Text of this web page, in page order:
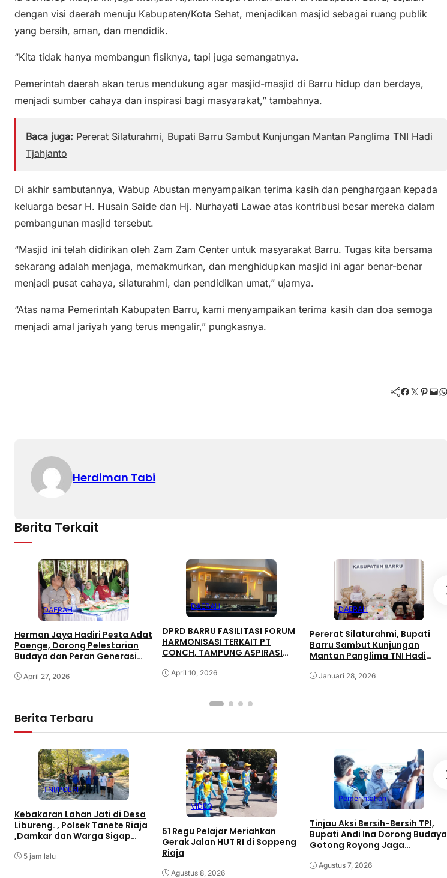
dengan visi daerah menuju Kabupaten/Kota Sehat, menjadikan masjid sebagai ruang publik
yang bersih, aman, dan mendidik.
“Kita tidak hanya membangun fisiknya, tapi juga semangatnya.
Pemerintah daerah akan terus mendukung agar masjid-masjid di Barru hidup dan berdaya,
menjadi sumber cahaya dan inspirasi bagi masyarakat,” tambahnya.
Baca juga: Pererat Silaturahmi, Bupati Barru Sambut Kunjungan Mantan Panglima TNI Hadi
Tjahjanto
Di akhir sambutannya, Wabup Abustan menyampaikan terima kasih dan penghargaan kepada
keluarga besar H. Husain Saide dan Hj. Nurhayati Lawae atas kontribusi besar mereka dalam
pembangunan masjid tersebut.
“Masjid ini telah didirikan oleh Zam Zam Center untuk masyarakat Barru. Tugas kita bersama
sekarang adalah menjaga, memakmurkan, dan menghidupkan masjid ini agar benar-benar
menjadi pusat cahaya, silaturahmi, dan pendidikan umat,” ujarnya.
“Atas nama Pemerintah Kabupaten Barru, kami menyampaikan terima kasih dan doa semoga
menjadi amal jariyah yang terus mengalir,” pungkasnya.
Facebook Twitter Pinterest Mail WhatsApp
Herdiman Tabi
Berita Terkait
DAERAH
Herman Jaya Hadiri Pesta Adat
Paenge, Dorong Pelestarian
Budaya dan Peran Generasi
April 27, 2026
DAERAH
DPRD BARRU FASILITASI FORUM
HARMONISASI TERKAIT PT
CONCH, TAMPUNG ASPIRASI
April 10, 2026
DAERAH
Pererat Silaturahmi, Bupati
Barru Sambut Kunjungan
Mantan Panglima TNI Hadi
Januari 28, 2026
Berita Terbaru
TNI/POLRI
Kebakaran Lahan Jati di Desa
Libureng. , Polsek Tanete Riaja
,Damkar dan Warga Sigap
5 jam lalu
VIDEO
51 Regu Pelajar Meriahkan
Gerak Jalan HUT RI di Soppeng
Riaja
Agustus 8, 2026
Pemerintahan
Tinjau Aksi Bersih-Bersih TPI,
Bupati Andi Ina Dorong Budaya
Gotong Royong Jaga
Agustus 7, 2026